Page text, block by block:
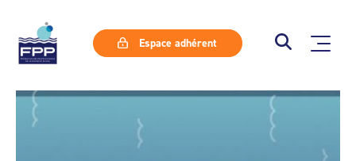
Espace adhérent